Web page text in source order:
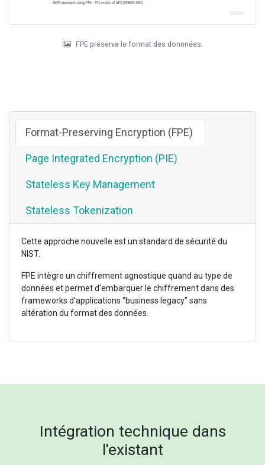
FPE préserve le format des donnnées.
Format-Preserving Encryption (FPE)
Page Integrated Encryption (PIE)
Stateless Key Management
Stateless Tokenization
Cette approche nouvelle est un standard de sécurité du
NIST.
FPE intègre un chiffrement agnostique quand au type de
données et permet d'embarquer le chiffrement dans des
frameworks d'applications "business legacy" sans
altération du format des données.
Intégration technique dans
l'existant